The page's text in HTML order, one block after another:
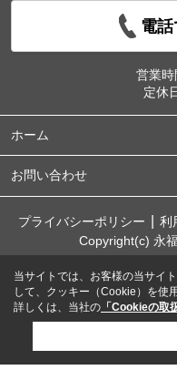
電
営業時
定休
ホーム
お問い合わせ
プライバシーポリシー 利
Copyright(c) 永
当サイトでは、お客様の当サイ
して、クッキー（Cookie）を使
詳しくは、当社の 「Cookieの取